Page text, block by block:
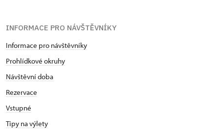
INFORMACE PRO NÁVŠTĚVNÍKY
Informace pro návštěvníky
Prohlídkové okruhy
Návštěvní doba
Rezervace
Vstupné
Tipy na výlety